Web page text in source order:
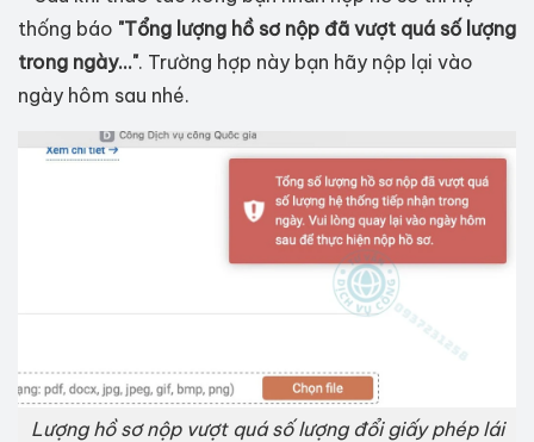
thống báo "Tổng lượng hồ sơ nộp đã vượt quá số lượng
trong ngày...". Trường hợp này bạn hãy nộp lại vào
ngày hôm sau nhé.
Lượng hồ sơ nộp vượt quá số lượng đổi giấy phép lái